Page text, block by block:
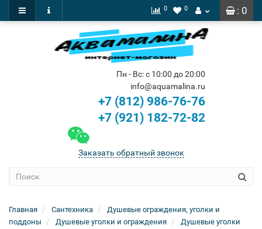
: 0
0 0
Пн - Вс: с 10:00 до 20:00
info@aquamalina.ru
+7 (812) 986-76-76
+7 (921) 182-72-82
Заказать обратный звонок
Главная Сантехника
Душевые ограждения, уголки и
поддоны
Душевые уголки и ограждения
Душевые уголки